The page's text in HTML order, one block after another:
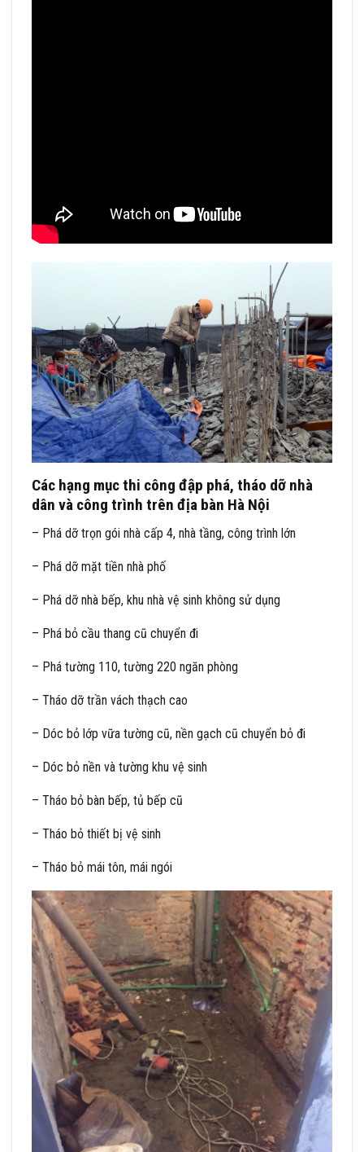
Các hạng mục thi công đập phá, tháo dỡ nhà
dân và công trình trên địa bàn Hà Nội
– Phá dỡ trọn gói nhà cấp 4, nhà tầng, công trình lớn
– Phá dỡ mặt tiền nhà phố
– Phá dỡ nhà bếp, khu nhà vệ sinh không sử dụng
– Phá bỏ cầu thang cũ chuyển đi
– Phá tường 110, tường 220 ngăn phòng
– Tháo dỡ trần vách thạch cao
– Dóc bỏ lớp vữa tường cũ, nền gạch cũ chuyển bỏ đi
– Dóc bỏ nền và tường khu vệ sinh
– Tháo bỏ bàn bếp, tủ bếp cũ
– Tháo bỏ thiết bị vệ sinh
– Tháo bỏ mái tôn, mái ngói